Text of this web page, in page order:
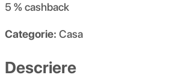
5 %cashback
Categorie: Casa
Descriere